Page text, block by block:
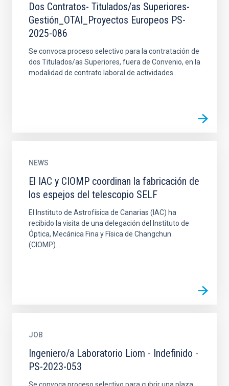
Dos Contratos- Titulados/as Superiores-
Gestión_OTAI_Proyectos Europeos PS-
2025-086
Se convoca proceso selectivo para la contratación de
dos Titulados/as Superiores, fuera de Convenio, en la
modalidad de contrato laboral de actividades...
NEWS
El IAC y CIOMP coordinan la fabricación de
los espejos del telescopio SELF
El Instituto de Astrofísica de Canarias (IAC) ha
recibido la visita de una delegación del Instituto de
Óptica, Mecánica Fina y Física de Changchun
(CIOMP)...
JOB
Ingeniero/a Laboratorio Liom - Indefinido -
PS-2023-053